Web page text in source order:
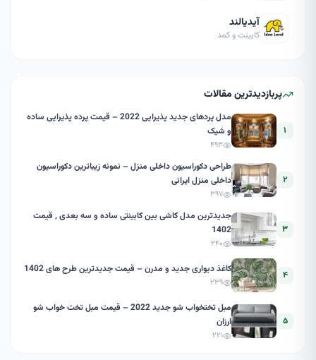
آیدیالند
کابینت و کمد
پربازدیدترین مقالات
۱
مدل پردهای جدید پذیرایی 2022 – قیمت پرده پذیرایی ساده
و شیک
۴۹۳
۲
طراحی دکوراسیون داخلی منزل – نمونه زیباترین دکوراسیون
داخلی منزل ایرانی
۳۹۷
۳
جدیدترین مدل کاشی بین کابینتی ساده و سه بعدی , قیمت
1402
۲۴۰
۴ کاغذ دیواری جدید و مدرن – قیمت جدیدترین طرح های 1402
۲۳۹
۵
مبل تختخواب شو جدید 2022 – قیمت مبل تخت خواب شو
ارزان
۲۲۱